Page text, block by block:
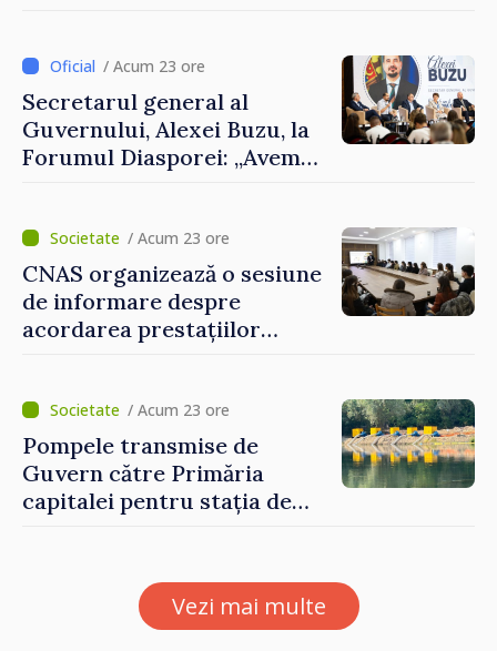
al Republicii Moldova.
/ Acum 23 ore
Secretarul general al
Guvernului, Alexei Buzu, la
Forumul Diasporei: „Avem
construi comunități mai
puternice”
/ Acum 23 ore
CNAS organizează o sesiune
de informare despre
acordarea prestațiilor
invitați să se înscrie la
eveniment
/ Acum 23 ore
Pompele transmise de
Guvern către Primăria
capitalei pentru stația de
puse în funcțiune
Vezi mai multe